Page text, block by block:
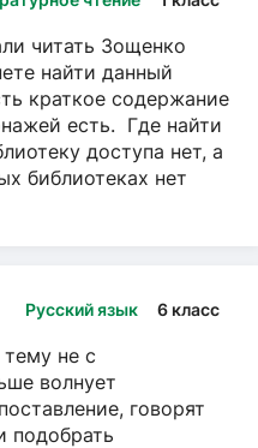
читать Зощенко
найти данный
краткое содержание
есть. Где найти
доступа нет, а
библиотеках нет
Русский язык 6 класс
тему не с
волнует
говорят
подобрать